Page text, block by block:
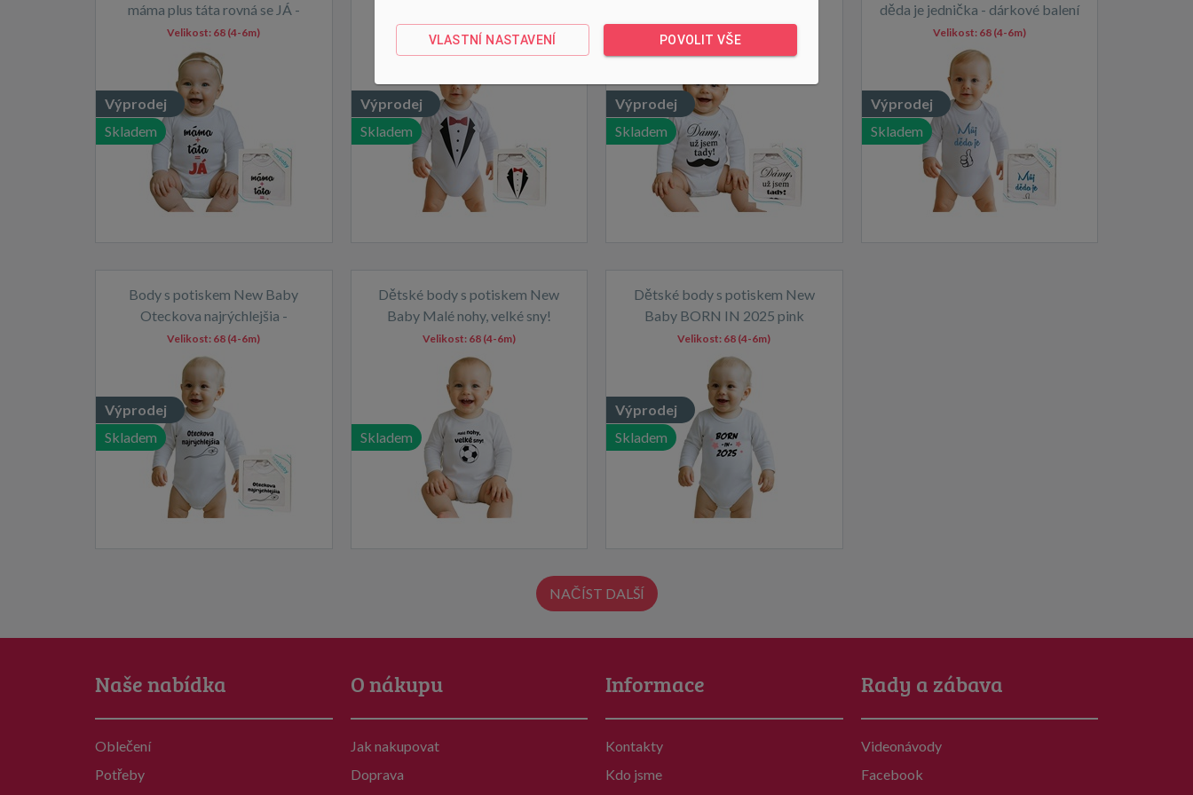
máma plus táta rovná se JÁ -
dárkové balení
Výprodej
Skladem
Velikost: 68 (4-6m)
Výprodej
Skladem
Velikost:68 (4-6m)
balení
Výprodej
Skladem
Velikost:68 (4-6m)
děda je jednička - dárkové balení
Výprodej
Skladem
Velikost: 68 (4-6m)
Body s potiskem New Baby
Oteckova najrýchlejšia -
darčekové balenie
Výprodej
Skladem
Velikost: 68 (4-6m)
Dětské body s potiskem New
Baby Malé nohy, velké sny!
Skladem
Velikost: 68 (4-6m)
Dětské body s potiskem New
Baby BORN IN 2025 pink
Výprodej
Skladem
Velikost: 68 (4-6m)
NAČÍST DALŠÍ
Naše nabídka
Oblečení
Potřeby
O nákupu
Jak nakupovat
Doprava
Informace
Kontakty
Kdo jsme
Rady a zábava
Videonávody
Facebook
VLASTNÍ NASTAVENÍ POVOLIT VŠE